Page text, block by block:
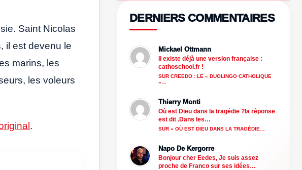
Saint Nicolas
il est devenu le
marins, les
les voleurs
.
DERNIERS COMMENTAIRES
Mickael Ottmann
Il existe déjà une version française :
cathoschool.fr !
SUR CREEDO : LE « DUOLINGO CATHOLIQUE
»…
Thierry Monti
Où est Dieu dans la tragédie ?la réponse
est dit .Dans les…
SUR « OÙ EST DIEU DANS LA TRAGÉDIE…
Napo De Kergorre
Bonjour cher Eedes, Je suis assez
proche de Franco sur ses idées…